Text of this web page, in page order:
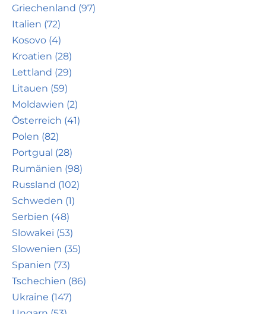
Griechenland (97)
Italien (72)
Kosovo (4)
Kroatien (28)
Lettland (29)
Litauen (59)
Moldawien (2)
Österreich (41)
Polen (82)
Portgual (28)
Rumänien (98)
Russland (102)
Schweden (1)
Serbien (48)
Slowakei (53)
Slowenien (35)
Spanien (73)
Tschechien (86)
Ukraine (147)